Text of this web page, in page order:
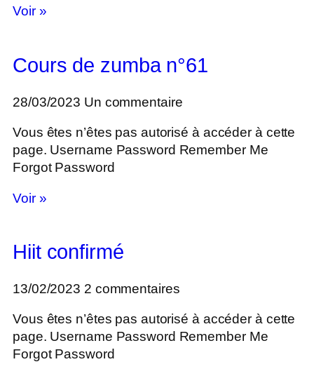
Voir »
Cours de zumba n°61
28/03/2023 Un commentaire
Vous êtes n’êtes pas autorisé à accéder à cette
page. Username Password Remember Me
Forgot Password
Voir »
Hiit confirmé
13/02/2023 2 commentaires
Vous êtes n’êtes pas autorisé à accéder à cette
page. Username Password Remember Me
Forgot Password